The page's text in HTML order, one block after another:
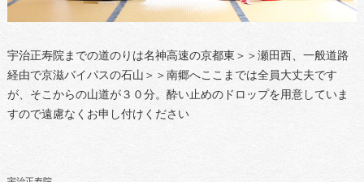
宇治正寿院までの道のりは名神高速の京都東＞＞瀬田西、一般道路
経由で京滋バイパスの石山＞＞南郷へここまでは全員大丈夫です
が、そこからの山道が３０分。酔い止めのドロップを用意していま
すので遠慮なくお申し付けください